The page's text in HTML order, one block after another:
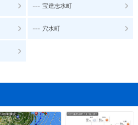
--- 宝達志水町
--- 穴水町